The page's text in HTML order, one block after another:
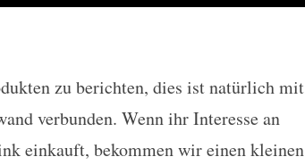
zu berichten, dies ist natürlich mit
verbunden. Wenn ihr Interesse an
einkauft, bekommen wir einen kleinen